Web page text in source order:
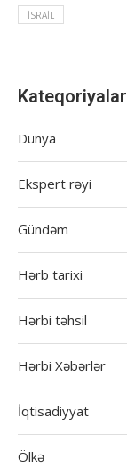
İSRAIL
Kateqoriyalar
Dünya
Ekspert rəyi
Gündəm
Hərb tarixi
Hərbi təhsil
Hərbi Xəbərlər
İqtisadiyyat
Ölkə